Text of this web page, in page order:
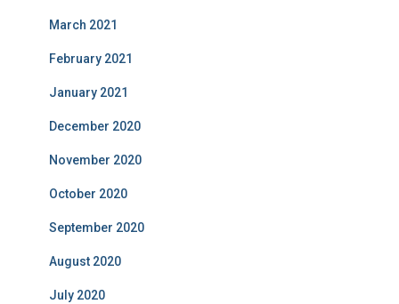
March 2021
February 2021
January 2021
December 2020
November 2020
October 2020
September 2020
August 2020
July 2020